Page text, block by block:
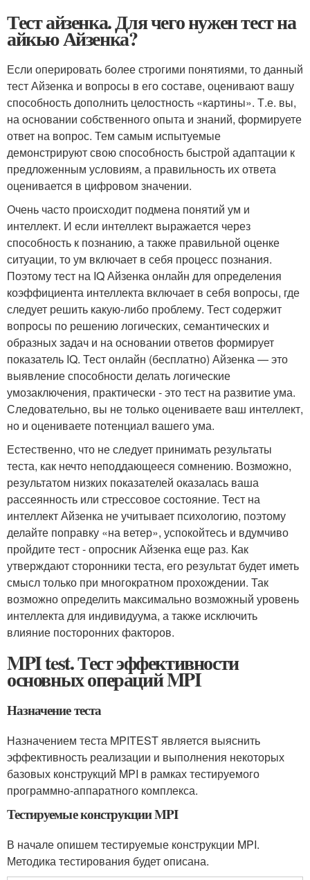
Тест айзенка. Для чего нужен тест на
айкью Айзенка?
Если оперировать более строгими понятиями, то данный
тест Айзенка и вопросы в его составе, оценивают вашу
способность дополнить целостность «картины». Т.е. вы,
на основании собственного опыта и знаний, формируете
ответ на вопрос. Тем самым испытуемые
демонстрируют свою способность быстрой адаптации к
предложенным условиям, а правильность их ответа
оценивается в цифровом значении.
Очень часто происходит подмена понятий ум и
интеллект. И если интеллект выражается через
способность к познанию, а также правильной оценке
ситуации, то ум включает в себя процесс познания.
Поэтому тест на IQ Айзенка онлайн для определения
коэффициента интеллекта включает в себя вопросы, где
следует решить какую-либо проблему. Тест содержит
вопросы по решению логических, семантических и
образных задач и на основании ответов формирует
показатель IQ. Тест онлайн (бесплатно) Айзенка — это
выявление способности делать логические
умозаключения, практически - это тест на развитие ума.
Следовательно, вы не только оцениваете ваш интеллект,
но и оцениваете потенциал вашего ума.
Естественно, что не следует принимать результаты
теста, как нечто неподдающееся сомнению. Возможно,
результатом низких показателей оказалась ваша
рассеянность или стрессовое состояние. Тест на
интеллект Айзенка не учитывает психологию, поэтому
делайте поправку «на ветер», успокойтесь и вдумчиво
пройдите тест - опросник Айзенка еще раз. Как
утверждают сторонники теста, его результат будет иметь
смысл только при многократном прохождении. Так
возможно определить максимально возможный уровень
интеллекта для индивидуума, а также исключить
влияние посторонних факторов.
MPI test. Тест эффективности
основных операций MPI
Назначение теста
Назначением теста MPITEST является выяснить
эффективность реализации и выполнения некоторых
базовых конструкций MPI в рамках тестируемого
программно-аппаратного комплекса.
Тестируемые конструкции MPI
В начале опишем тестируемые конструкции MPI.
Методика тестирования будет описана.